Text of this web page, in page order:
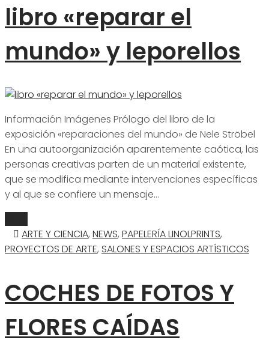
libro «reparar el
mundo» y leporellos
Información Imágenes Prólogo del libro de la
exposición «reparaciones del mundo» de Nele Ströbel
En una autoorganización aparentemente caótica, las
personas creativas parten de un material existente,
que se modifica mediante intervenciones específicas
y al que se confiere un mensaje…
ARTE Y CIENCIA, NEWS, PAPELERÍA LINOLPRINTS,
PROYECTOS DE ARTE, SALONES Y ESPACIOS ARTÍSTICOS
COCHES DE FOTOS Y
FLORES CAÍDAS